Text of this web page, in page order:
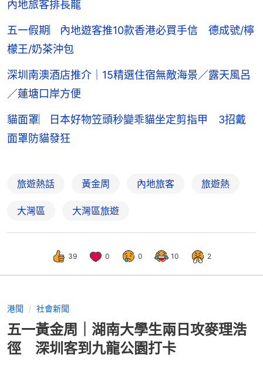
內地旅客排長龍
五一假期︳內地遊客推10款香港必買手信 德成號/檸
檬王/奶茶沖包
深圳南澳酒店推介｜15精選住宿無敵海景／露天風呂
／蓮塘口岸方便
貓面罩︳日本好物笠頭秒變乖貓坐定剪指甲 3招戴
面罩防貓發狂
旅遊熱話 黃金周 內地旅客 旅遊熱
大灣區 大灣區旅遊
39 0 0 10 2
港聞 社會新聞
五一黃金周｜湖南大學生兩日攻麥理浩
徑 深圳客到九龍公園打卡